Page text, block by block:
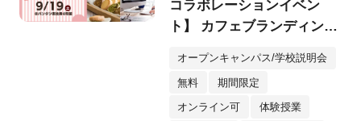
コラボレーションイベン
ト】 カフェブランディング
オープンキャンパス/学校説明会
無料 期間限定
オンライン可 体験授業